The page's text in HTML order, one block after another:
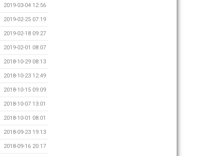
2019-03-04 12:56
2019-02-25 07:19
2019-02-18 09:27
2019-02-01 08:07
2018-10-29 08:13
2018-10-23 12:49
2018-10-15 09:09
2018-10-07 13:01
2018-10-01 08:01
2018-09-23 19:13
2018-09-16 20:17